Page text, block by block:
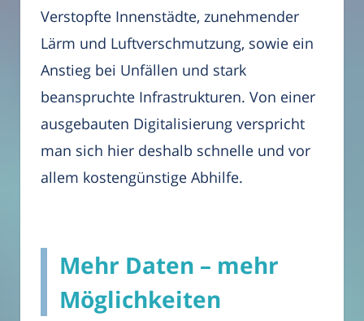
Verstopfte Innenstädte, zunehmender
Lärm und Luftverschmutzung, sowie ein
Anstieg bei Unfällen und stark
beanspruchte Infrastrukturen. Von einer
ausgebauten Digitalisierung verspricht
man sich hier deshalb schnelle und vor
allem kostengünstige Abhilfe.
Mehr Daten – mehr
Möglichkeiten